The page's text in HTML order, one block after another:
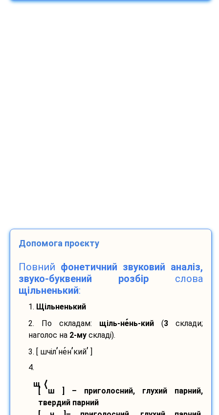
Допомога проєкту
Повний фонетичний звуковий аналіз,
звуко-буквений розбір слова
щільненький:
1. Щільненький
2. По складам: щіль-нень-кий (3 склади;
наголос на 2-му складі).
3. [ шчіл’нен’кий’
4.
щ ⟨
[ ш ] – приголосний, глухий парний,
твердий парний